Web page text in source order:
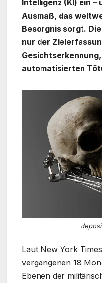
Intelligenz (KI) ein –
Ausmaß, das
Besorgnis sorgt.
nur der
automatisierten
Laut New York
vergangenen 18
Ebenen der